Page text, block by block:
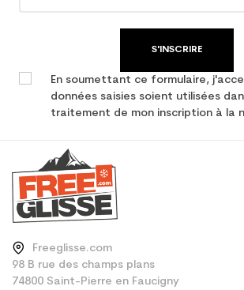
S'INSCRIRE
En soumettant ce formulaire,
données saisies soient utilisées
traitement de mon inscription à la
Freeglisse.com
98 B rue des champs plans
74800 Saint-Pierre en Faucigny